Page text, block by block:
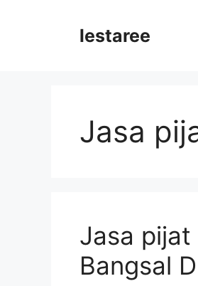
lestaree
Jasa
Jasa
Bangsal